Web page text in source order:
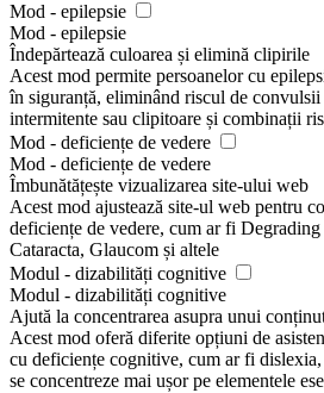
Mod - epilepsie
Mod - epilepsie
Îndepărtează culoarea și elimină clipirile
Acest mod permite persoanelor cu
în siguranță, eliminând riscul de
intermitente sau clipitoare și combinații
Mod - deficiențe de vedere
Mod - deficiențe de vedere
Îmbunătățește vizualizarea site-ului web
Acest mod ajustează site-ul web pentru
deficiențe de vedere, cum ar fi
Cataracta, Glaucom și altele
Modul - dizabilități cognitive
Modul - dizabilități cognitive
Ajută la concentrarea asupra unui
Acest mod oferă diferite opțiuni de
cu deficiențe cognitive, cum ar fi
se concentreze mai ușor pe elementele